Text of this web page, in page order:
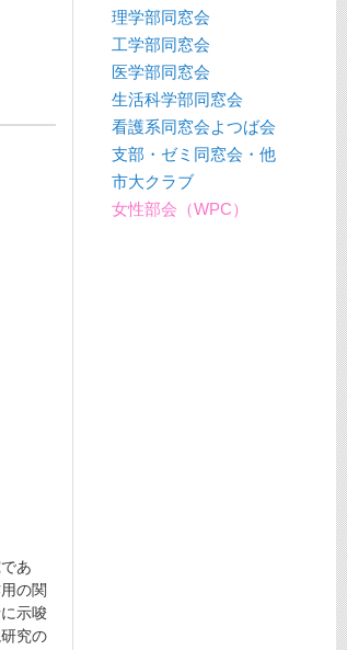
あ
の関
示唆
究の
理学部同窓会
工学部同窓会
医学部同窓会
生活科学部同窓会
看護系同窓会よつば会
支部・ゼミ同窓会・他
市大クラブ
女性部会（WPC）